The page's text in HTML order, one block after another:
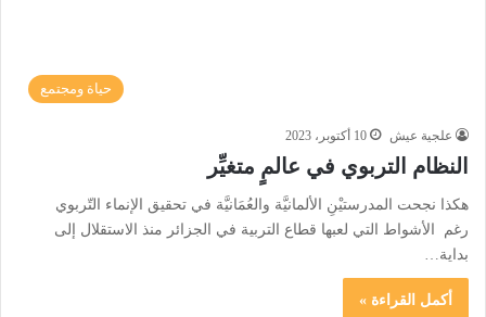
حياة ومجتمع
علجية عيش 10 أكتوبر، 2023
النظام التربوي في عالمٍ متغيِّر
هكذا نجحت المدرستيْنِ الألمانيَّة والعُمَانيَّة في تحقيق الإنماء التّربوي
رغم الأشواط التي لعبها قطاع التربية في الجزائر منذ الاستقلال إلى
بداية…
أكمل القراءة »